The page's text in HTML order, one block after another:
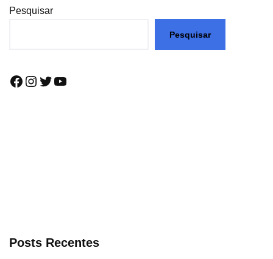
Pesquisar
Pesquisar
Posts Recentes